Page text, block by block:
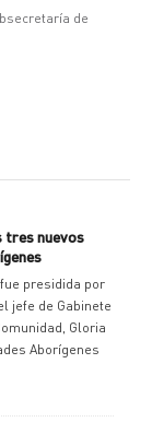
de
tres nuevos
presidida por
jefe de Gabinete
Gloria
Aborígenes